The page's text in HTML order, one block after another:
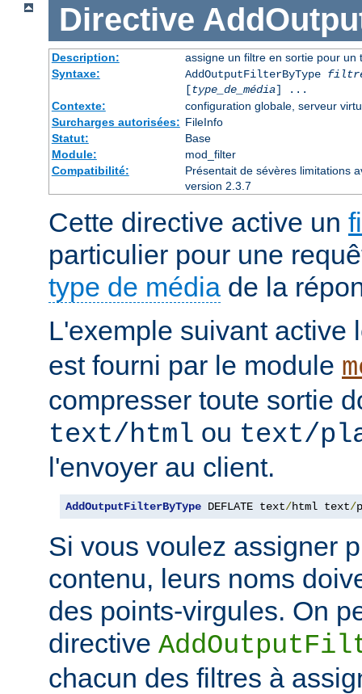
Directive
Description:
assigne un filtre en sortie pour un
Syntaxe:
AddOutputFilterByType
[type_de_média] ...
Contexte:
configuration globale, serveur
Surcharges autorisées: FileInfo
Statut:
Base
Module:
mod_filter
Compatibilité:
Présentait de sévères limitations
version 2.3.7
Cette directive active un
particulier pour une
type de média de la
L'exemple suivant active
est fourni par le module
compresser toute sortie
text/html ou text/
l'envoyer au client.
AddOutputFilterByType DEFLATE text/html text/
Si vous voulez assigner
contenu, leurs noms
des points-virgules. On
directive
chacun des filtres à